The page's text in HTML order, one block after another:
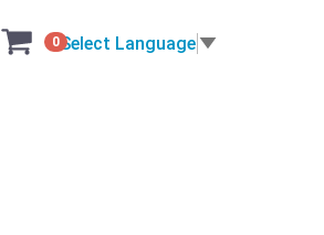
0 Select Language ▼